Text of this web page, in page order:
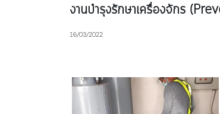
งานบำรุงรักษาเครื่องจักร
16/03/2022